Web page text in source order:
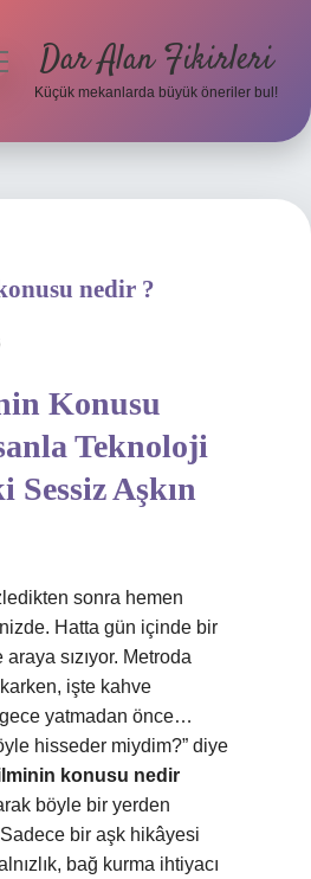
Dar Alan Fikirleri
Küçük mekanlarda büyük öneriler bul!
nedir ?
Konusu
Teknoloji
Sessiz Aşkın
sonra hemen
Hatta gün içinde bir
sızıyor. Metroda
işte kahve
yatmadan önce…
hisseder miydim?” diye
konusu nedir
böyle bir yerden
bir aşk hikâyesi
bağ kurma ihtiyacı